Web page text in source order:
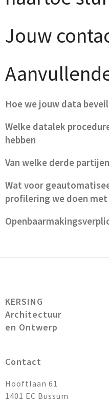
Jouw
Hoe we jouw data
Welke datalek
hebben
Van welke derde
Wat voor
profilering we doen
KERSING
Architectuur
en Ontwerp
Contact
Hooftlaan 61
1401 EC Bussum